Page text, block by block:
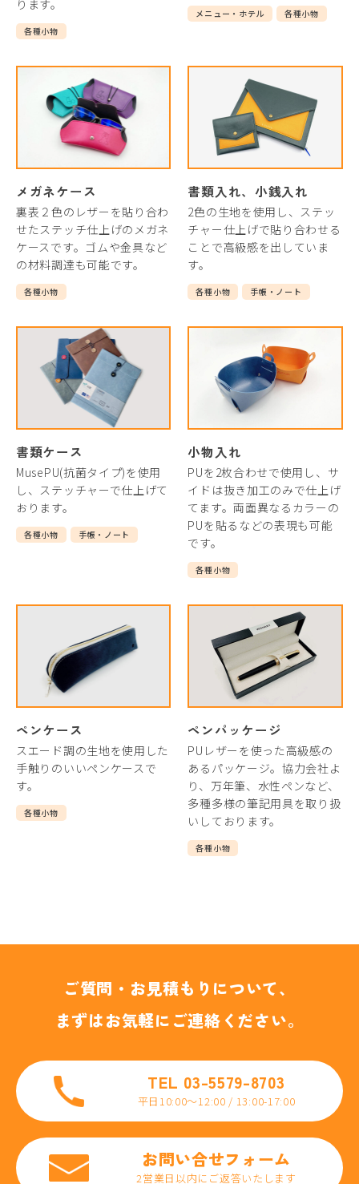
ります。
各種小物
メニュー・ホテル 各種小物
メガネケース
裏表２色のレザーを貼り合わ
せたステッチ仕上げのメガネ
ケースです。ゴムや金具など
の材料調達も可能です。
各種小物
書類入れ、小銭入れ
2色の生地を使用し、ステッ
チャー仕上げで貼り合わせる
ことで高級感を出していま
す。
各種小物 手帳・ノート
書類ケース
MusePU(抗菌タイプ)を使用
し、ステッチャーで仕上げて
おります。
各種小物 手帳・ノート
小物入れ
PUを2枚合わせで使用し、サ
イドは抜き加工のみで仕上げ
てます。両面異なるカラーの
PUを貼るなどの表現も可能
です。
各種小物
ペンケース
スエード調の生地を使用した
手触りのいいペンケースで
す。
各種小物
ペンパッケージ
PUレザーを使った高級感の
あるパッケージ。協力会社よ
り、万年筆、水性ペンなど、
多種多様の筆記用具を取り扱
いしております。
各種小物
ご質問・お見積もりについて、
まずはお気軽にご連絡ください。
TEL 03-5579-8703
平日10:00〜12:00 / 13:00-17:00
お問い合せフォーム
2営業日以内にご返答いたします